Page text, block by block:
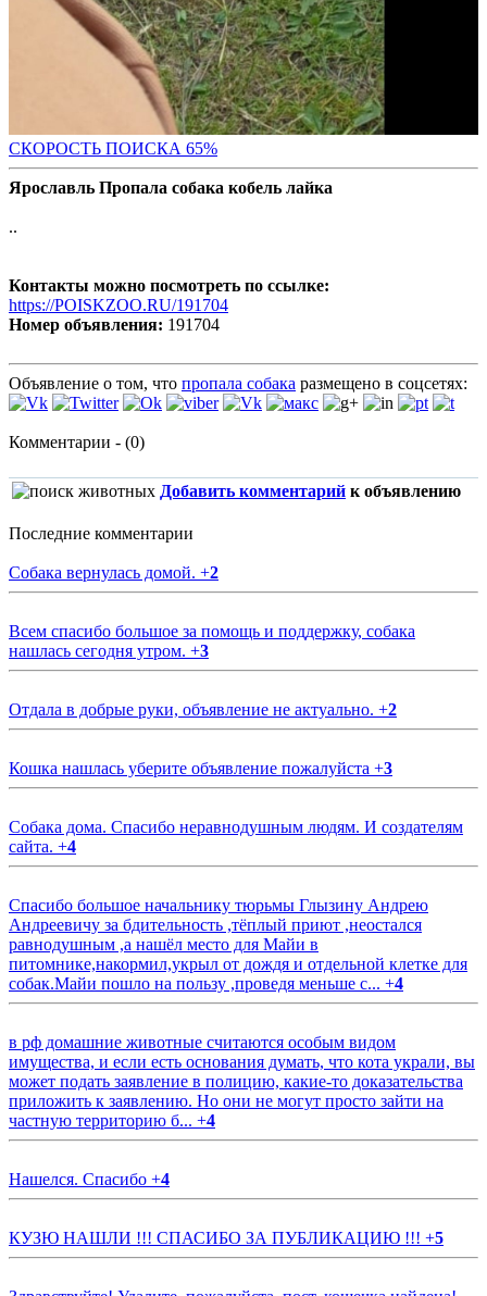
СКОРОСТЬ ПОИСКА 65%
Ярославль Пропала собака кобель лайка
..
Контакты можно посмотреть по ссылке:
https://POISKZOO.RU/191704
Номер объявления: 191704
Объявление о том, что пропала собака размещено в соцсетях:
Комментарии - (0)
Добавить комментарий к объявлению
Последние комментарии
Собака вернулась домой. +2
Всем спасибо большое за помощь и поддержку, собака
нашлась сегодня утром. +3
Отдала в добрые руки, объявление не актуально. +2
Кошка нашлась уберите объявление пожалуйста +3
Собака дома. Спасибо неравнодушным людям. И создателям
сайта. +4
Спасибо большое начальнику тюрьмы Глызину Андрею
Андреевичу за бдительность ,тёплый приют ,неостался
равнодушным ,а нашёл место для Майи в
питомнике,накормил,укрыл от дождя и отдельной клетке для
собак.Майи пошло на пользу ,проведя меньше с... +4
в рф домашние животные считаются особым видом
имущества, и если есть основания думать, что кота украли, вы
может подать заявление в полицию, какие-то доказательства
приложить к заявлению. Но они не могут просто зайти на
частную территорию б... +4
Нашелся. Спасибо +4
КУЗЮ НАШЛИ !!! СПАСИБО ЗА ПУБЛИКАЦИЮ !!! +5